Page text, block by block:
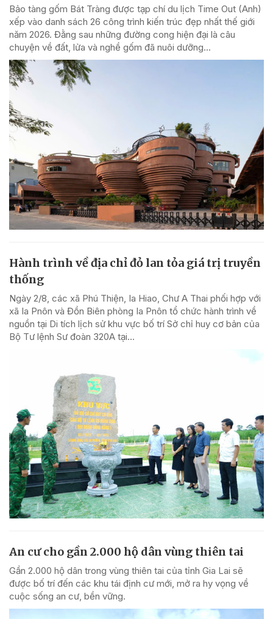
Bảo tàng gốm Bát Tràng được tạp chí du lịch Time Out (Anh)
xếp vào danh sách 26 công trình kiến trúc đẹp nhất thế giới
năm 2026. Đằng sau những đường cong hiện đại là câu
chuyện về đất, lửa và nghề gốm đã nuôi dưỡng...
Hành trình về địa chỉ đỏ lan tỏa giá trị truyền
thống
Ngày 2/8, các xã Phú Thiện, Ia Hiao, Chư A Thai phối hợp với
xã Ia Pnôn và Đồn Biên phòng Ia Pnôn tổ chức hành trình về
nguồn tại Di tích lịch sử khu vực bố trí Sở chỉ huy cơ bản của
Bộ Tư lệnh Sư đoàn 320A tại...
An cư cho gần 2.000 hộ dân vùng thiên tai
Gần 2.000 hộ dân trong vùng thiên tai của tỉnh Gia Lai sẽ
được bố trí đến các khu tái định cư mới, mở ra hy vọng về
cuộc sống an cư, bền vững.